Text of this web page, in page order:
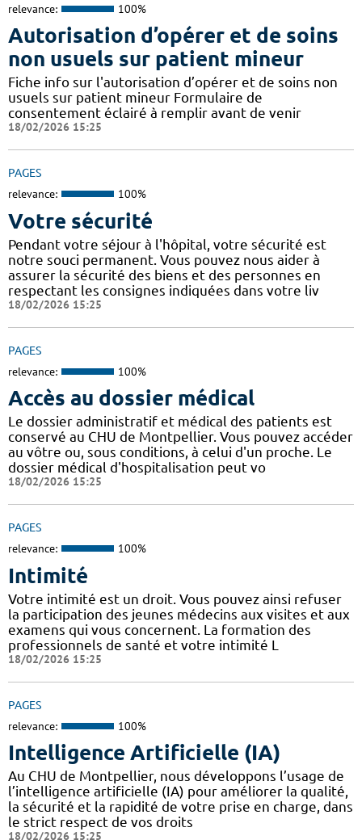
relevance: 100%
Autorisation d’opérer et de soins
non usuels sur patient mineur
Fiche info sur l'autorisation d’opérer et de soins non
usuels sur patient mineur Formulaire de
consentement éclairé à remplir avant de venir
18/02/2026 15:25
PAGES
relevance: 100%
Votre sécurité
Pendant votre séjour à l'hôpital, votre sécurité est
notre souci permanent. Vous pouvez nous aider à
assurer la sécurité des biens et des personnes en
respectant les consignes indiquées dans votre liv
18/02/2026 15:25
PAGES
relevance: 100%
Accès au dossier médical
Le dossier administratif et médical des patients est
conservé au CHU de Montpellier. Vous pouvez accéder
au vôtre ou, sous conditions, à celui d'un proche. Le
dossier médical d'hospitalisation peut vo
18/02/2026 15:25
PAGES
relevance: 100%
Intimité
Votre intimité est un droit. Vous pouvez ainsi refuser
la participation des jeunes médecins aux visites et aux
examens qui vous concernent. La formation des
professionnels de santé et votre intimité L
18/02/2026 15:25
PAGES
relevance: 100%
Intelligence Artificielle (IA)
Au CHU de Montpellier, nous développons l’usage de
l’intelligence artificielle (IA) pour améliorer la qualité,
la sécurité et la rapidité de votre prise en charge, dans
le strict respect de vos droits
18/02/2026 15:25